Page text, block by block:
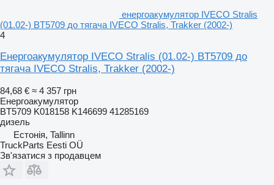
енергоакумулятор IVECO Stralis
(01.02-) BT5709 до тягача IVECO Stralis, Trakker (2002-)
4
Енергоакумулятор IVECO Stralis (01.02-) BT5709 до
тягача IVECO Stralis, Trakker (2002-)
84,68 € ≈ 4 357 грн
Енергоакумулятор
BT5709 K018158 K146699 41285169
дизель
Естонія, Tallinn
TruckParts Eesti OÜ
Зв'язатися з продавцем